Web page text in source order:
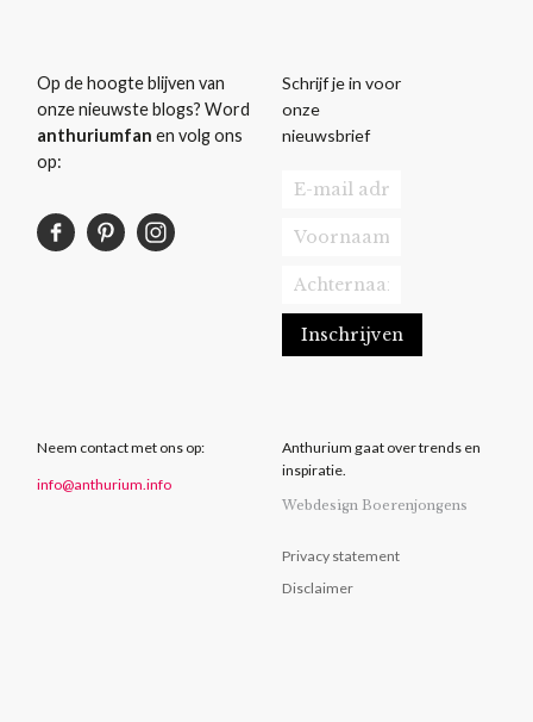
Op de hoogte blijven van
onze nieuwste blogs? Word
anthuriumfan en volg ons
op:
Schrijf je in voor
onze
nieuwsbrief
Neem contact met ons op:
info@anthurium.info
Anthurium gaat over trends en
inspiratie.
Webdesign Boerenjongens
Privacy statement
Disclaimer